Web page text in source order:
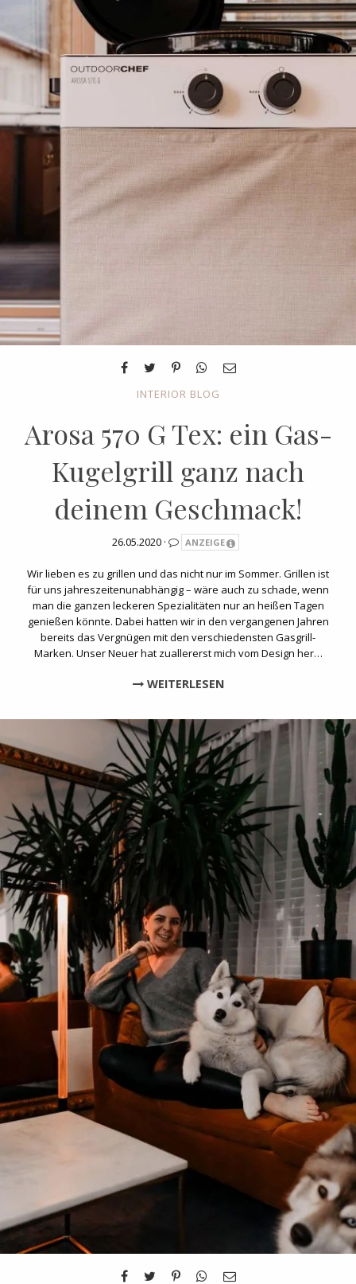
INTERIOR BLOG
Arosa 570 G Tex: ein Gas-
Kugelgrill ganz nach
deinem Geschmack!
26.05.2020 · ANZEIGE
Wir lieben es zu grillen und das nicht nur im Sommer. Grillen ist
für uns jahreszeitenunabhängig – wäre auch zu schade, wenn
man die ganzen leckeren Spezialitäten nur an heißen Tagen
genießen könnte. Dabei hatten wir in den vergangenen Jahren
bereits das Vergnügen mit den verschiedensten Gasgrill-
Marken. Unser Neuer hat zuallererst mich vom Design her…
WEITERLESEN